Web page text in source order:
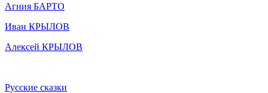
Агния БАРТО
Иван КРЫЛОВ
Алексей КРЫЛОВ
Русские сказки